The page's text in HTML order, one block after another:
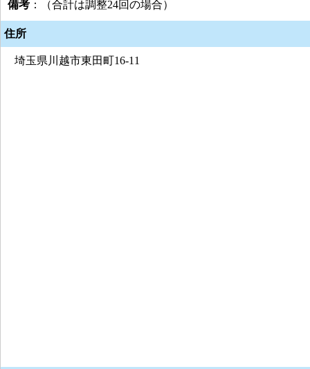
備考 ：（合計は調整24回の場合）
住所
埼玉県川越市東田町16-11